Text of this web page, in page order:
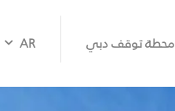
محطة توقف دبي AR